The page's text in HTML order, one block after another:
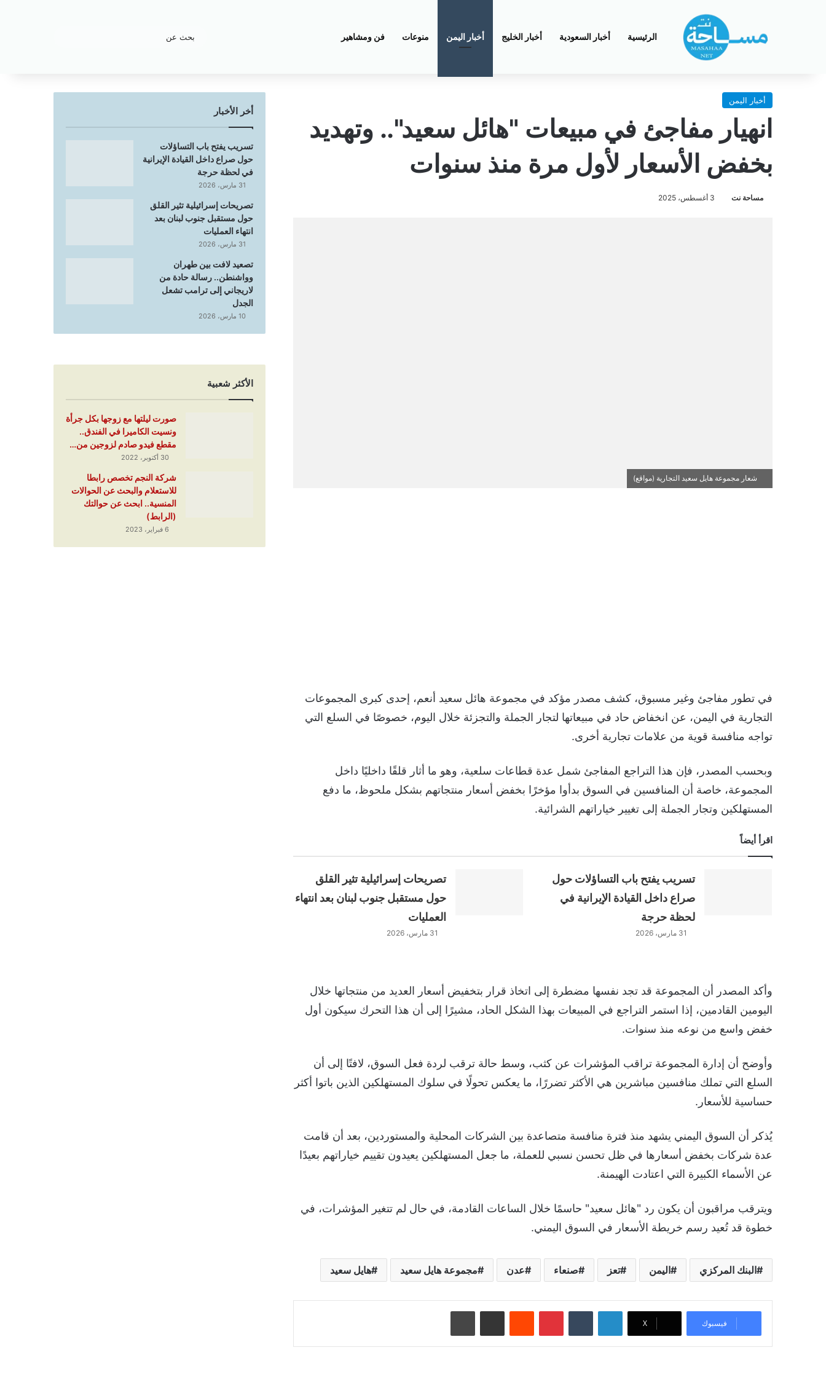
الرئيسية أخبار السعودية أخبار الخليج أخبار اليمن منوعات فن ومشاهير
أخبار اليمن
انهيار مفاجئ في مبيعات "هائل سعيد".. وتهديد
بخفض الأسعار لأول مرة منذ سنوات
مساحة نت 3 أغسطس، 2025
شعار مجموعة هايل سعيد التجارية (مواقع)
في تطور مفاجئ وغير مسبوق، كشف مصدر مؤكد في مجموعة هائل سعيد أنعم، إحدى كبرى المجموعات
التجارية في اليمن، عن انخفاض حاد في مبيعاتها لتجار الجملة والتجزئة خلال اليوم، خصوصًا في السلع التي
تواجه منافسة قوية من علامات تجارية أخرى.
وبحسب المصدر، فإن هذا التراجع المفاجئ شمل عدة قطاعات سلعية، وهو ما أثار قلقًا داخليًا داخل
المجموعة، خاصة أن المنافسين في السوق بدأوا مؤخرًا بخفض أسعار منتجاتهم بشكل ملحوظ، ما دفع
المستهلكين وتجار الجملة إلى تغيير خياراتهم الشرائية.
اقرأ أيضاً
تسريب يفتح باب التساؤلات حول
صراع داخل القيادة الإيرانية في
لحظة حرجة
31 مارس، 2026
تصريحات إسرائيلية تثير القلق
حول مستقبل جنوب لبنان بعد انتهاء
العمليات
31 مارس، 2026
وأكد المصدر أن المجموعة قد تجد نفسها مضطرة إلى اتخاذ قرار بتخفيض أسعار العديد من منتجاتها خلال
اليومين القادمين، إذا استمر التراجع في المبيعات بهذا الشكل الحاد، مشيرًا إلى أن هذا التحرك سيكون أول
خفض واسع من نوعه منذ سنوات.
وأوضح أن إدارة المجموعة تراقب المؤشرات عن كثب، وسط حالة ترقب لردة فعل السوق، لافتًا إلى أن
السلع التي تملك منافسين مباشرين هي الأكثر تضررًا، ما يعكس تحولًا في سلوك المستهلكين الذين باتوا أكثر
حساسية للأسعار.
يُذكر أن السوق اليمني يشهد منذ فترة منافسة متصاعدة بين الشركات المحلية والمستوردين، بعد أن قامت
عدة شركات بخفض أسعارها في ظل تحسن نسبي للعملة، ما جعل المستهلكين يعيدون تقييم خياراتهم بعيدًا
عن الأسماء الكبيرة التي اعتادت الهيمنة.
ويترقب مراقبون أن يكون رد "هائل سعيد" حاسمًا خلال الساعات القادمة، في حال لم تتغير المؤشرات، في
خطوة قد تُعيد رسم خريطة الأسعار في السوق اليمني.
البنك المركزي اليمن تعز صنعاء عدن مجموعة هايل سعيد هايل سعيد
فيسبوك ‫X
لينكدإن بينتيريست
أخر الأخبار
تسريب يفتح باب التساؤلات
حول صراع داخل القيادة الإيرانية
في لحظة حرجة
31 مارس، 2026
تصريحات إسرائيلية تثير القلق
حول مستقبل جنوب لبنان بعد
انتهاء العمليات
31 مارس، 2026
تصعيد لافت بين طهران
وواشنطن.. رسالة حادة من
لاريجاني إلى ترامب تشعل
الجدل
10 مارس، 2026
الأكثر شعبية
صورت ليلتها مع زوجها بكل جرأة
ونسيت الكاميرا في الفندق..
مقطع فيدو صادم لزوجين من…
30 أكتوبر، 2022
شركة النجم تخصص رابطا
للاستعلام والبحث عن الحوالات
المنسية.. ابحث عن حوالتك
(الرابط)
6 فبراير، 2023